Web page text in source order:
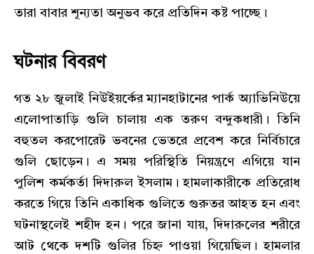
তারা বাবার শূন্যতা অনুভব করে প্রতিদিন কষ্ট পাচ্ছে।
ঘটনার বিবরণ
গত ২৮ জুলাই নিউইয়র্কের ম্যানহাটানের পার্ক অ্যাভিনিউয়ে
এলোপাতাড়ি গুলি চালায় এক তরুণ বন্দুকধারী। তিনি
বহুতল করপোরেট ভবনের ভেতরে প্রবেশ করে নির্বিচারে
গুলি ছোড়েন। এ সময় পরিস্থিতি নিয়ন্ত্রণে এগিয়ে যান
পুলিশ কর্মকর্তা দিদারুল ইসলাম। হামলাকারীকে প্রতিরোধ
করতে গিয়ে তিনি একাধিক গুলিতে গুরুতর আহত হন এবং
ঘটনাস্থলেই শহীদ হন। পরে জানা যায়, দিদারুলের শরীরে
আট থেকে দশটি গুলির চিহ্ন পাওয়া গিয়েছিল। হামলার